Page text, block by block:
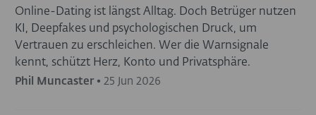
Online-Dating ist längst Alltag. Doch Betrüger nutzen
KI, Deepfakes und psychologischen Druck, um
Vertrauen zu erschleichen. Wer die Warnsignale
kennt, schützt Herz, Konto und Privatsphäre.
Phil Muncaster • 25 Jun 2026